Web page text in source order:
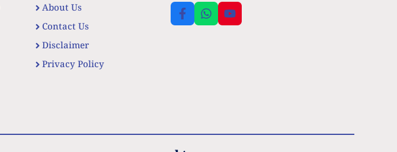
About Us
Contact Us
Disclaimer
Privacy Policy